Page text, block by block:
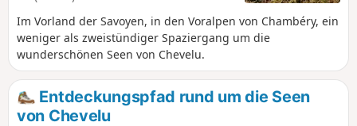
Im Vorland der Savoyen, in den Voralpen von Chambéry, ein
weniger als zweistündiger Spaziergang um die
wunderschönen Seen von Chevelu.
Entdeckungspfad rund um die Seen
von Chevelu